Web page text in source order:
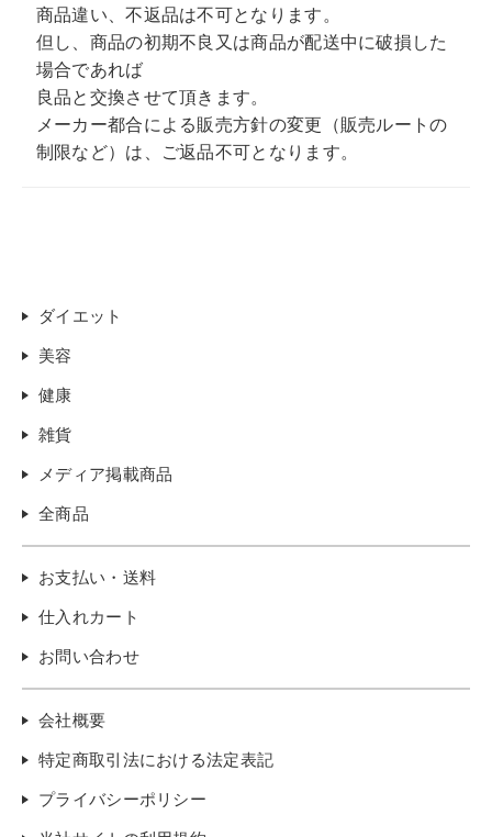
商品違い、不返品は不可となります。
但し、商品の初期不良又は商品が配送中に破損した
場合であれば
良品と交換させて頂きます。
メーカー都合による販売方針の変更（販売ルートの
制限など）は、ご返品不可となります。
ダイエット
美容
健康
雑貨
メディア掲載商品
全商品
お支払い・送料
仕入れカート
お問い合わせ
会社概要
特定商取引法における法定表記
プライバシーポリシー